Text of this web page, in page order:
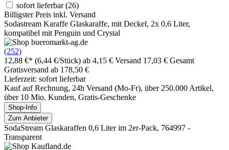
sofort lieferbar(26)
Billigster Preis inkl. Versand
Sodastream Karaffe Glaskaraffe, mit Deckel, 2x 0,6 Liter,
kompatibel mit Penguin und Crystal
(252)
12,88 €* (6,44 €/Stück) ab 4,15 € Versand 17,03 € Gesamt
Gratisversand ab 178,50 €
Lieferzeit: sofort lieferbar
Kauf auf Rechnung, 24h Versand (Mo-Fr), über 250.000 Artikel,
über 10 Mio. Kunden, Gratis-Geschenke
Shop-Info
Zum Anbieter
SodaStream Glaskaraffen 0,6 Liter im 2er-Pack, 764997 -
Transparent